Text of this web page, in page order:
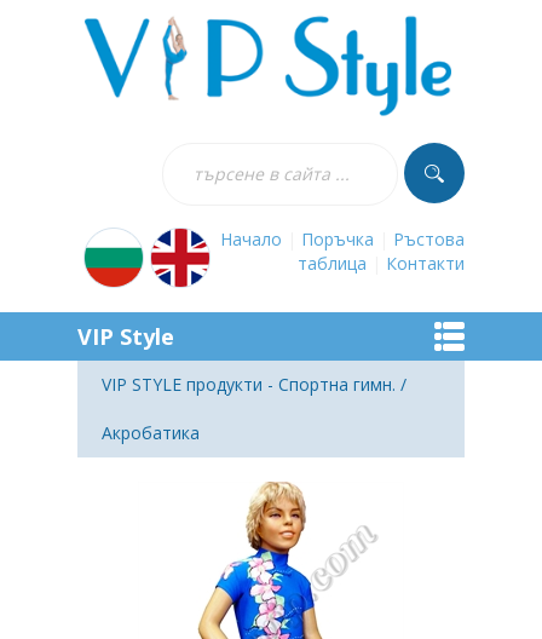
Начало Поръчка
Ръстова
таблица
Контакти
VIP Style
VIP STYLE продукти - Спортна гимн. /
Акробатика